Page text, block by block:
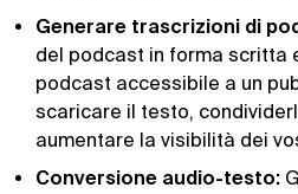
Generare trascrizioni di
del podcast in forma scritta
podcast accessibile a un
scaricare il testo,
aumentare la visibilità dei
Conversione audio-testo: